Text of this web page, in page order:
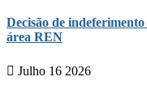
Decisão de
área REN
Julho 16 2026